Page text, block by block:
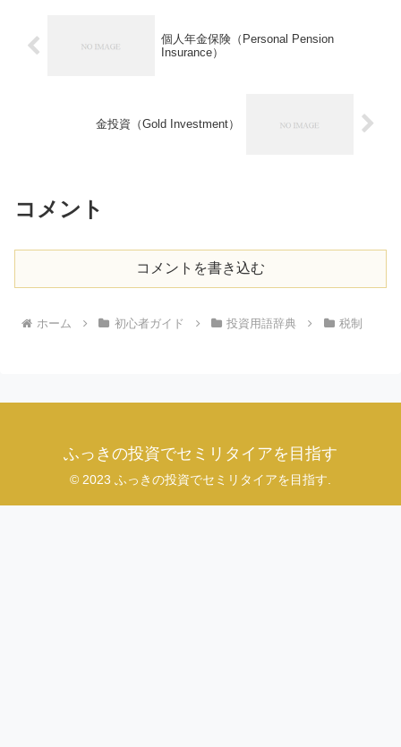
個人年金保険（Personal Pension
Insurance）
金投資（Gold Investment）
コメント
コメントを書き込む
ホーム 初心者ガイド 投資用語辞典 税制
ふっきの投資でセミリタイアを目指す
© 2023 ふっきの投資でセミリタイアを目指す.